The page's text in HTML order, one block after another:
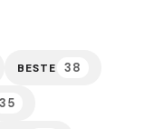
BESTE 38
35